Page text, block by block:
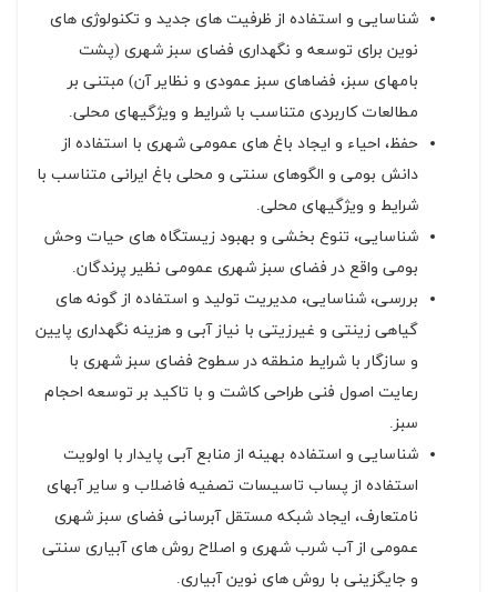
شناسایی و استفاده از ظرفیت های جدید و تکنولوژی های
نوین برای توسعه و نگهداری فضای سبز شهری (پشت
بامهای سبز، فضاهای سبز عمودی و نظایر آن) مبتنی بر
مطالعات کاربردی متناسب با شرایط و ویژگیهای محلی.
حفظ، احیاء و ایجاد باغ های عمومی شهری با استفاده از
دانش بومی و الگوهای سنتی و محلی باغ ایرانی متناسب با
شرایط و ویژگیهای محلی.
شناسایی، تنوع بخشی و بهبود زیستگاه های حیات وحش
بومی واقع در فضای سبز شهری عمومی نظیر پرندگان.
بررسی، شناسایی، مدیریت تولید و استفاده از گونه های
گیاهی زینتی و غیرزیتی با نیاز آبی و هزینه نگهداری پایین
و سازگار با شرایط منطقه در سطوح فضای سبز شهری با
رعایت اصول فنی طراحی کاشت و با تاکید بر توسعه احجام
سبز.
شناسایی و استفاده بهینه از منابع آبی پایدار با اولویت
استفاده از پساب تاسیسات تصفیه فاضلاب و سایر آبهای
نامتعارف، ایجاد شبکه مستقل آبرسانی فضای سبز شهری
عمومی از آب شرب شهری و اصلاح روش های آبیاری سنتی
و جایگزینی با روش های نوین آبیاری.